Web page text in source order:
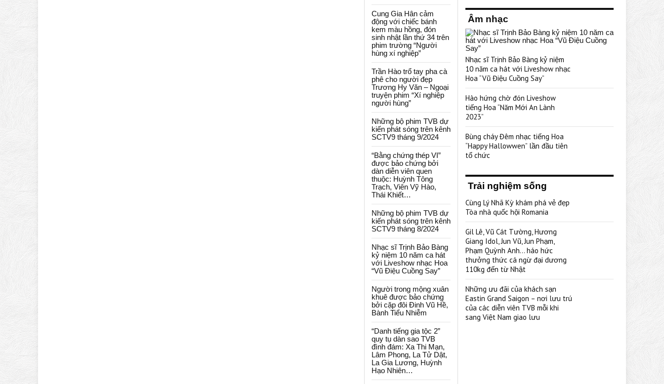
Cung Gia Hân cảm
động với chiếc bánh
kem màu hồng, đón
sinh nhật lần thứ 34 trên
phim trường “Người
hùng xí nghiệp”
Trần Hào trổ tay pha cà
phê cho người đẹp
Trương Hy Văn – Ngoại
truyện phim “Xí nghiệp
người hùng”
Những bộ phim TVB dự
kiến phát sóng trên kênh
SCTV9 tháng 9/2024
“Bằng chứng thép VI”
được bảo chứng bởi
dàn diễn viên quen
thuộc: Huỳnh Tông
Trạch, Viên Vỹ Hào,
Thái Khiết…
Những bộ phim TVB dự
kiến phát sóng trên kênh
SCTV9 tháng 8/2024
Nhạc sĩ Trịnh Bảo Bàng
kỷ niệm 10 năm ca hát
với Liveshow nhạc Hoa
“Vũ Điệu Cuồng Say”
Người trong mộng xuân
khuê được bảo chứng
bởi cặp đôi Đinh Vũ Hề,
Bành Tiểu Nhiễm
“Danh tiếng gia tộc 2”
quy tụ dàn sao TVB
đình đám: Xa Thi Mạn,
Lâm Phong, La Tử Dật,
La Gia Lương, Huỳnh
Hạo Nhiên…
Âm nhạc
Nhạc sĩ Trịnh Bảo Bàng kỷ niệm
10 năm ca hát với Liveshow nhạc
Hoa “Vũ Điệu Cuồng Say”
Hào hứng chờ đón Liveshow
tiếng Hoa “Năm Mới An Lành
2023”
Bùng cháy Đêm nhạc tiếng Hoa
“Happy Hallowwen” lần đầu tiên
tổ chức
Trải nghiệm sống
Cùng Lý Nhã Kỳ khám phá vẻ đẹp
Tòa nhà quốc hội Romania
Gil Lê, Vũ Cát Tường, Hương
Giang Idol, Jun Vũ, Jun Phạm,
Phạm Quỳnh Anh… háo hức
thưởng thức cá ngừ đại dương
110kg đến từ Nhật
Những ưu đãi của khách sạn
Eastin Grand Saigon – nơi lưu trú
của các diễn viên TVB mỗi khi
sang Việt Nam giao lưu